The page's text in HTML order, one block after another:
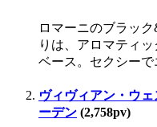
ロマーニのブラッ
りは、アロマティ
ベース。セクシー
ヴィヴィアン・ウ
ーデン (2,758pv)